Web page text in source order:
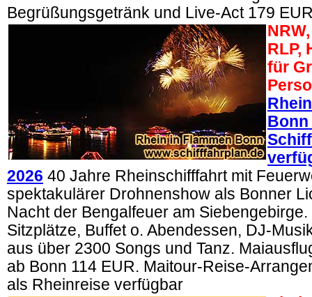
Begrüßungsgetränk und Live-Act 179
RLP,
für
Bonn
2026 40 Jahre Rheinschifffahrt mit
spektakulärer Drohnenshow als Bonner
Nacht der Bengalfeuer am
Sitzplätze, Buffet o. Abendessen, DJ-
aus über 2300 Songs und Tanz.
ab Bonn 114 EUR. Maitour-Reise-
als Rheinreise verfügbar